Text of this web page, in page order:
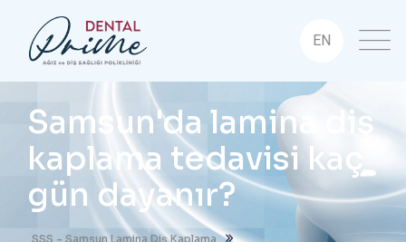
EN
Samsun'da lamina diş
kaplama tedavisi kaç
gün dayanır?
SSS - Samsun Lamina Diş Kaplama